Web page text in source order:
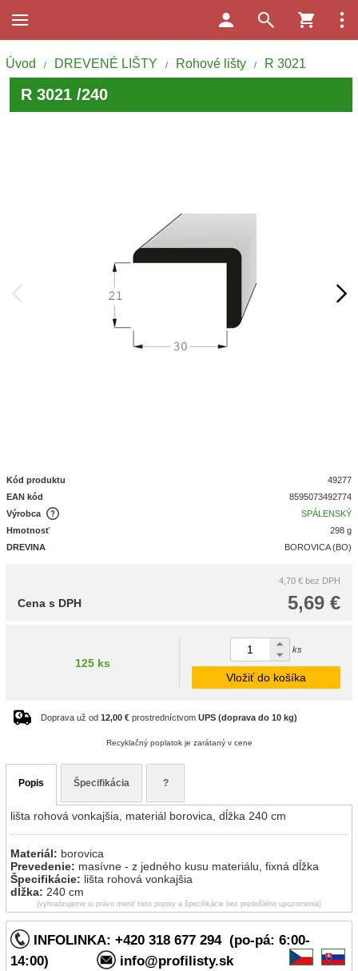
INFOLINKA: +420 318 677 294 (po-pá: 6:00-
14:00)
info@profilisty.sk
Úvod / DREVENÉ LIŠTY / Rohové lišty / R 3021
R 3021 /240
Kód produktu
49277
EAN kód
8595073492774
Výrobca
SPÁLENSKÝ
Hmotnosť
298 g
DREVINA
BOROVICA (BO)
4,70 € bez DPH
5,69 €
Cena s DPH
125 ks
ks
Vložiť do košíka
Doprava už od 12,00 € prostredníctvom UPS (doprava do 10 kg)
Recyklačný poplatok je zarátaný v cene
Popis Špecifikácia ?
lišta rohová vonkajšia, materiál borovica, dĺžka 240 cm
Materiál: borovica
Prevedenie: masívne - z jedného kusu materiálu, fixná dĺžka
Špecifikácie: lišta rohová vonkajšia
dĺžka: 240 cm
(vyhradzujeme si právo meniť tieto popisy a špecifikácie bez predošlého upozornenia)